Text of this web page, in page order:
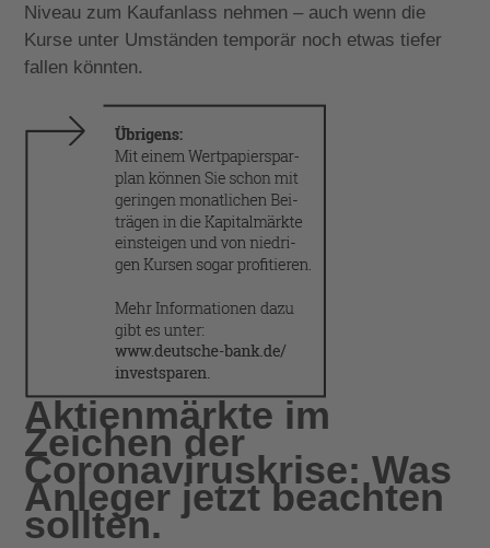
Niveau zum Kaufanlass nehmen – auch wenn die
Kurse unter Umständen temporär noch etwas tiefer
fallen könnten.
Aktienmärkte im
Zeichen der
Coronaviruskrise: Was
Anleger jetzt beachten
sollten.